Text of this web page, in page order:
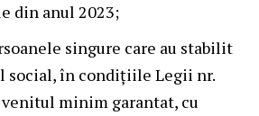
din anul 2023;
singure care au stabilit
social, în condițiile Legii nr.
minim garantat, cu